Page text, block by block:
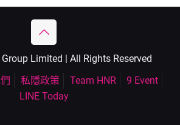
Limited | All Rights Reserved
私隱政策 Team HNR
9 Event
LINE Today